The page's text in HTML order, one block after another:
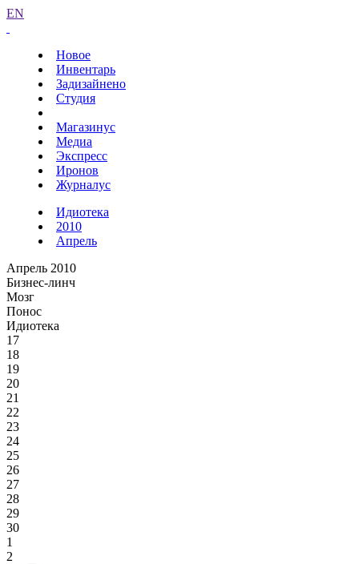
EN
Новое
Инвентарь
Задизайнено
Студия
Магазинус
Медиа
Экспресс
Иронов
Журналус
Идиотека
2010
Апрель
Апрель 2010
Бизнес-линч
Мозг
Понос
Идиотека
17
18
19
20
21
22
23
24
25
26
27
28
29
30
1
2